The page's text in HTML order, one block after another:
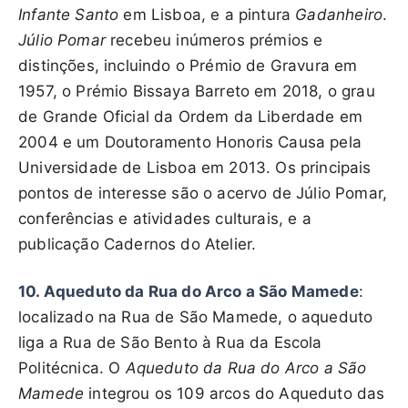
Infante Santo em Lisboa, e a pintura Gadanheiro.
Júlio Pomarrecebeu inúmeros prémios e
distinções, incluindo o Prémio de Gravura em
1957, o Prémio Bissaya Barreto em 2018, o grau
de Grande Oficial da Ordem da Liberdade em
2004 e um Doutoramento Honoris Causa pela
Universidade de Lisboa em 2013. Os principais
pontos de interesse são o acervo de Júlio Pomar,
conferências e atividades culturais, e a
publicação Cadernos do Atelier.
10. Aqueduto da Rua do Arco a São Mamede:
localizado na Rua de São Mamede, o aqueduto
liga a Rua de São Bento à Rua da Escola
Politécnica. OAqueduto da Rua do Arco a São
Mamede integrou os 109 arcos do Aqueduto das